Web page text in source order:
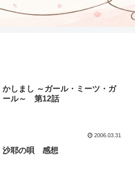
かしまし ～ガール・ミーツ・ガ
ール～ 第12話
2006.03.31
沙耶の唄 感想